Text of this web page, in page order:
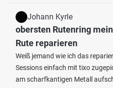
Johann Kyrle
obersten Rutenring
Rute reparieren
Weiß jemand wie ich das
Sessions einfach mit tixo
am scharfkantigen Metall